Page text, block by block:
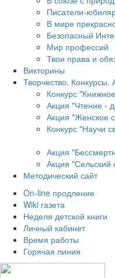
Писатели-
В мире
Безопасный
Мир профессий
Твои права и
Викторины
Творчество. Конкурсы.
Конкурс
Акция "Чтение -
Акция "Женское
Конкурс "Научи
Акция
Акция "Сельский
Методический сайт
On-line продление
Wiki газета
Неделя детской книги
Личный кабинет
Время работы
Горячая линия